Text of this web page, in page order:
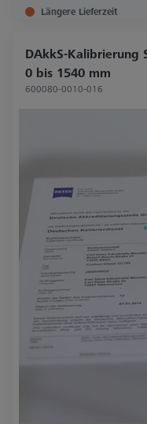
Längere Lieferzeit
DAkkS-Kalibrierung
0 bis 1540 mm
600080-0010-016